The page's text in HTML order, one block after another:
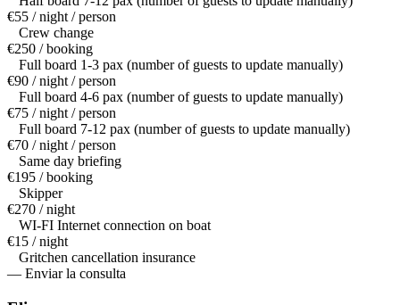
€55 / night / person
Crew change
€250 / booking
Full board 1-3 pax (number of guests to update manually)
€90 / night / person
Full board 4-6 pax (number of guests to update manually)
€75 / night / person
Full board 7-12 pax (number of guests to update manually)
€70 / night / person
Same day briefing
€195 / booking
Skipper
€270 / night
WI-FI Internet connection on boat
€15 / night
Gritchen cancellation insurance
— Enviar la consulta